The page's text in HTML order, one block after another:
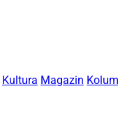
Kultura Magazin